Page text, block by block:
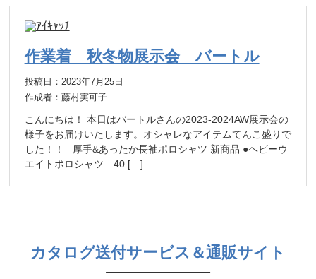
作業着 秋冬物展示会 バートル
投稿日：2023年7月25日
作成者：藤村実可子
こんにちは！ 本日はバートルさんの2023-2024AW展示会の
様子をお届けいたします。オシャレなアイテムてんこ盛りで
した！！ 厚手&あったか長袖ポロシャツ 新商品 ●ヘビーウ
エイトポロシャツ 40 […]
カタログ送付サービス＆通販サイト